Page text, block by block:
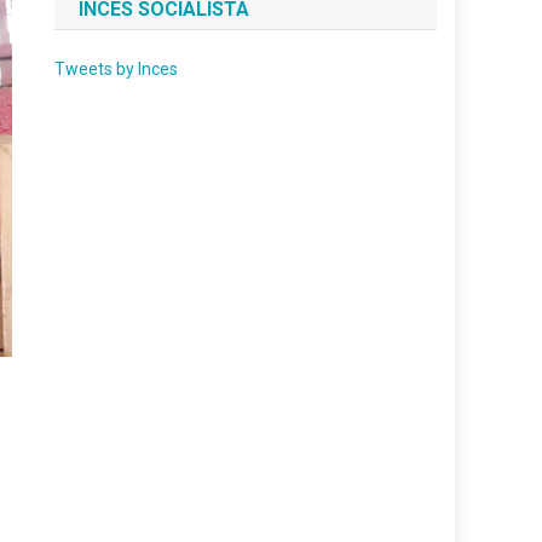
INCES SOCIALISTA
Tweets by Inces